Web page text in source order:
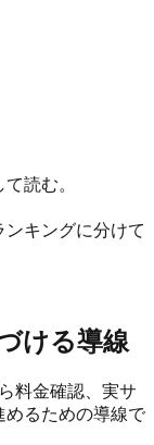
読む。
キングに分けて
ける導線
料金確認、実サ
めるための導線で